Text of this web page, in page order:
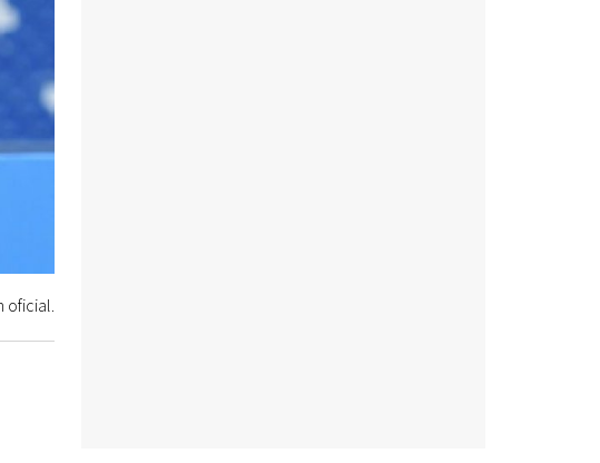
oficial.